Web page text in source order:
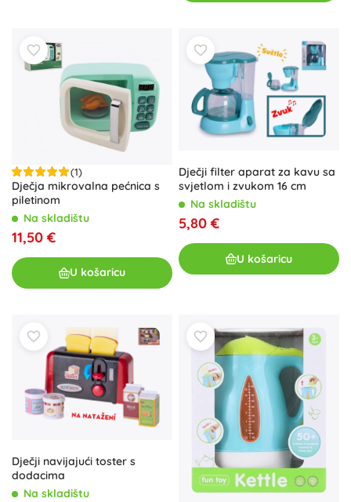
(1)
Dječja mikrovalna pećnica s
piletinom
Na skladištu
11,50 €
U košaricu
Dječji filter aparat za kavu sa
svjetlom i zvukom 16 cm
Na skladištu
5,80 €
U košaricu
Dječji navijajući toster s
dodacima
Na skladištu